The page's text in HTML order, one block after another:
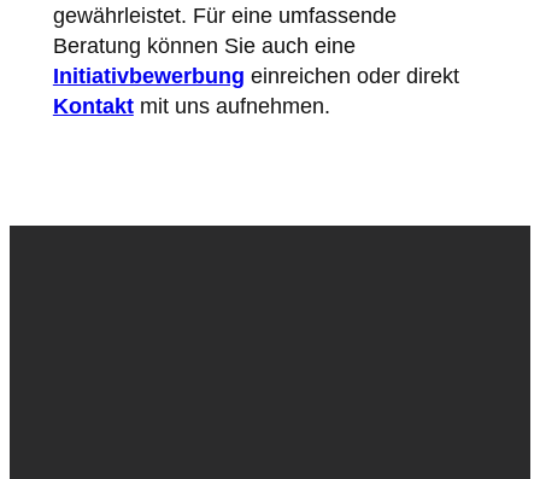
gewährleistet. Für eine umfassende
Beratung können Sie auch eine
Initiativbewerbung einreichen oder direkt
Kontaktmit uns aufnehmen.